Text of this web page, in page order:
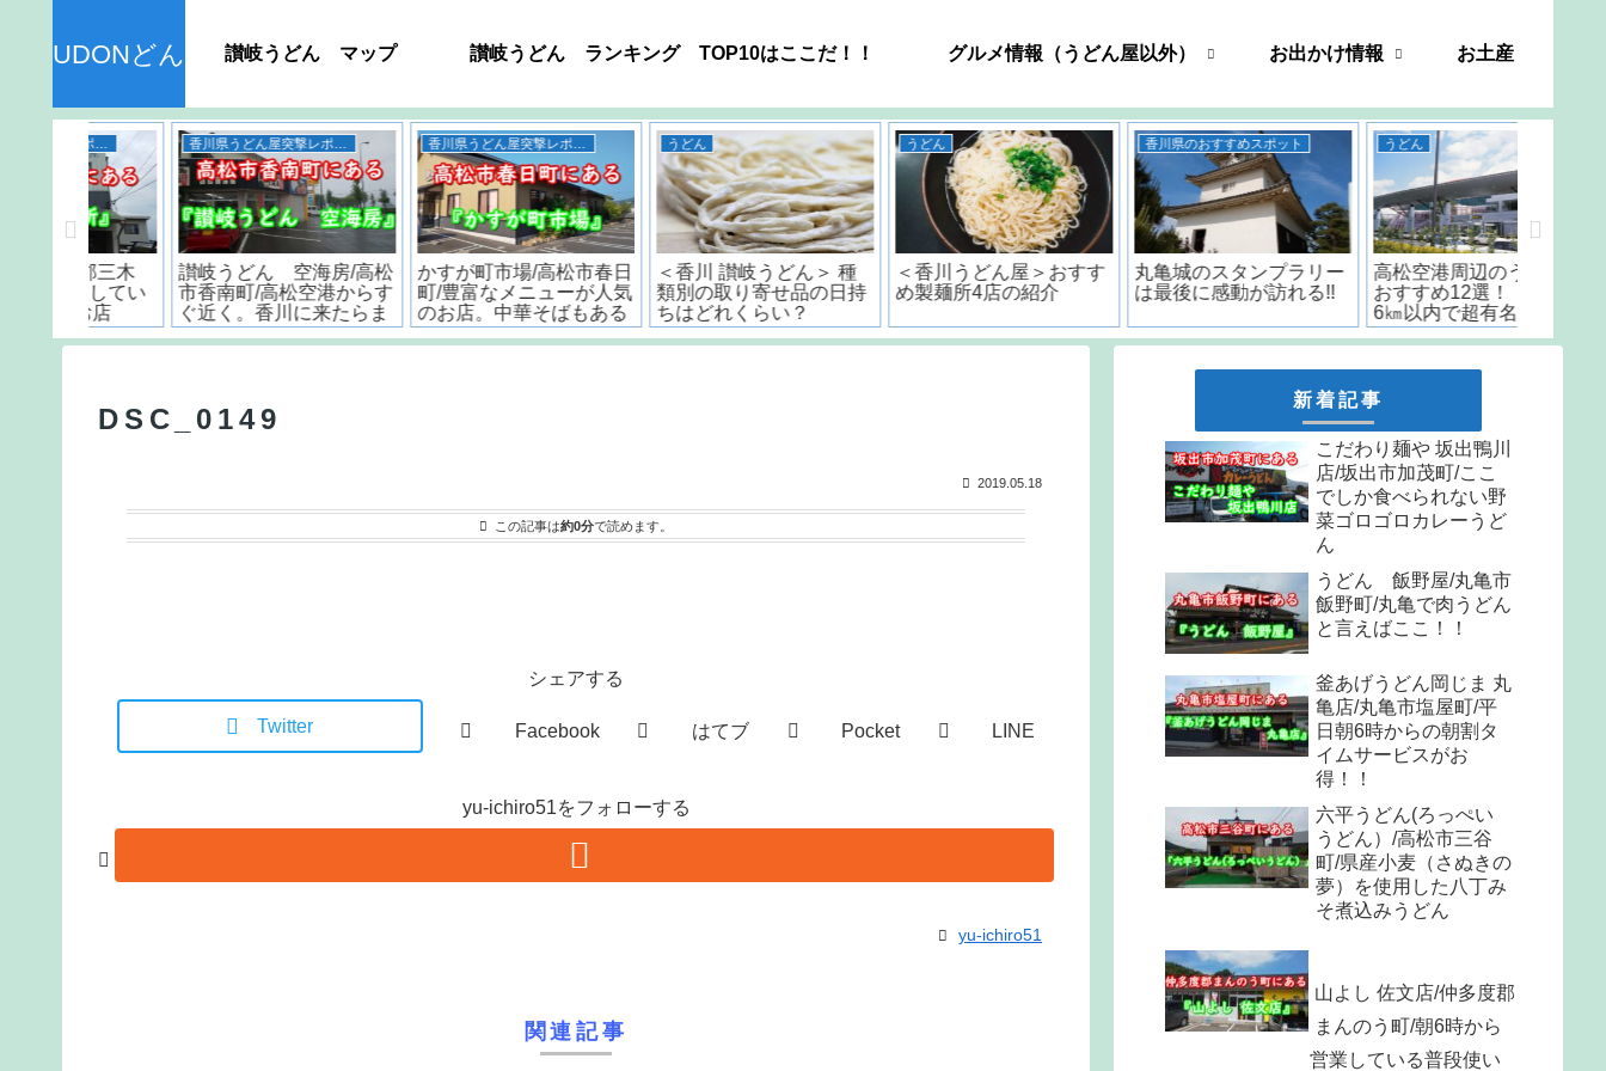
UDONどん 讃岐うどん マップ 讃岐うどん ランキング TOP10はここだ！！ グルメ情報（うどん屋以外） お出かけ情報 お土産
＜香川うどん屋＞おすす
め製麺所4店の紹介
香川県のおすすめスポット
丸亀城のスタンプラリー
は最後に感動が訪れる!!
高松空港周辺のうどん屋
おすすめ12選！！全店舗
6㎞以内で超有名店もあ
るよ。
うどん
<香川・讃岐流>おいしい
うどんだしの作り方とポ
香川県うどん屋突撃レポート
善や/高松市新田町/創業
から33年続く屋島の名店
五右衛門 うどん 香川/
「日本一うまいカレーう
どん」と言われた名店の
味をお取り寄せ
天ぷら
DSC_0149
2019.05.18
この記事は約0分で読めます。
シェアする
Twitter Facebook はてブ Pocket LINE
yu-ichiro51をフォローする
yu-ichiro51
関連記事
新着記事
こだわり麺や 坂出鴨川
店/坂出市加茂町/ここ
でしか食べられない野
菜ゴロゴロカレーうど
ん
うどん 飯野屋/丸亀市
飯野町/丸亀で肉うどん
と言えばここ！！
釜あげうどん岡じま 丸
亀店/丸亀市塩屋町/平
日朝6時からの朝割タ
イムサービスがお
得！！
六平うどん(ろっぺい
うどん）/高松市三谷
町/県産小麦（さぬきの
夢）を使用した八丁み
そ煮込みうどん
山よし 佐文店/仲多度郡
まんのう町/朝6時から
営業している普段使い